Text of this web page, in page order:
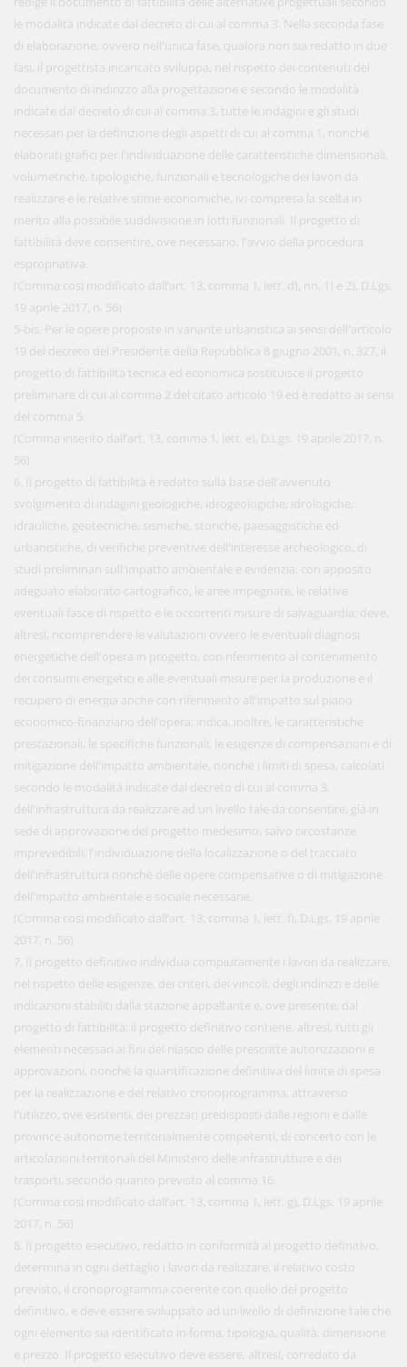
le modalità indicate dal decreto di cui al comma 3. Nella seconda fase
di elaborazione, ovvero nell'unica fase, qualora non sia redatto in due
fasi, il progettista incaricato sviluppa, nel rispetto dei contenuti del
documento di indirizzo alla progettazione e secondo le modalità
indicate dal decreto di cui al comma 3, tutte le indagini e gli studi
necessari per la definizione degli aspetti di cui al comma 1, nonché
elaborati grafici per l'individuazione delle caratteristiche dimensionali,
volumetriche, tipologiche, funzionali e tecnologiche dei lavori da
realizzare e le relative stime economiche, ivi compresa la scelta in
merito alla possibile suddivisione in lotti funzionali. Il progetto di
fattibilità deve consentire, ove necessario, l'avvio della procedura
espropriativa.
(Comma così modificato dall’art. 13, comma 1, lett. d), nn. 1) e 2), D.Lgs.
19 aprile 2017, n. 56)
5-bis. Per le opere proposte in variante urbanistica ai sensi dell'articolo
19 del decreto del Presidente della Repubblica 8 giugno 2001, n. 327, il
progetto di fattibilità tecnica ed economica sostituisce il progetto
preliminare di cui al comma 2 del citato articolo 19 ed è redatto ai sensi
del comma 5.
(Comma inserito dall’art. 13, comma 1, lett. e), D.Lgs. 19 aprile 2017, n.
56)
6. Il progetto di fattibilità è redatto sulla base dell'avvenuto
svolgimento di indagini geologiche, idrogeologiche, idrologiche,
idrauliche, geotecniche, sismiche, storiche, paesaggistiche ed
urbanistiche, di verifiche preventive dell'interesse archeologico, di
studi preliminari sull'impatto ambientale e evidenzia, con apposito
adeguato elaborato cartografico, le aree impegnate, le relative
eventuali fasce di rispetto e le occorrenti misure di salvaguardia; deve,
altresì, ricomprendere le valutazioni ovvero le eventuali diagnosi
energetiche dell'opera in progetto, con riferimento al contenimento
dei consumi energetici e alle eventuali misure per la produzione e il
recupero di energia anche con riferimento all'impatto sul piano
economico-finanziario dell'opera; indica, inoltre, le caratteristiche
prestazionali, le specifiche funzionali, le esigenze di compensazioni e di
mitigazione dell'impatto ambientale, nonché i limiti di spesa, calcolati
secondo le modalità indicate dal decreto di cui al comma 3,
dell'infrastruttura da realizzare ad un livello tale da consentire, già in
sede di approvazione del progetto medesimo, salvo circostanze
imprevedibili, l'individuazione della localizzazione o del tracciato
dell'infrastruttura nonché delle opere compensative o di mitigazione
dell'impatto ambientale e sociale necessarie.
(Comma così modificato dall’art. 13, comma 1, lett. f), D.Lgs. 19 aprile
2017, n. 56)
7. Il progetto definitivo individua compiutamente i lavori da realizzare,
nel rispetto delle esigenze, dei criteri, dei vincoli, degli indirizzi e delle
indicazioni stabiliti dalla stazione appaltante e, ove presente, dal
progetto di fattibilità; il progetto definitivo contiene, altresì, tutti gli
elementi necessari ai fini del rilascio delle prescritte autorizzazioni e
approvazioni, nonché la quantificazione definitiva del limite di spesa
per la realizzazione e del relativo cronoprogramma, attraverso
l'utilizzo, ove esistenti, dei prezzari predisposti dalle regioni e dalle
province autonome territorialmente competenti, di concerto con le
articolazioni territoriali del Ministero delle infrastrutture e dei
trasporti, secondo quanto previsto al comma 16.
(Comma così modificato dall’art. 13, comma 1, lett. g), D.Lgs. 19 aprile
2017, n. 56)
8. Il progetto esecutivo, redatto in conformità al progetto definitivo,
determina in ogni dettaglio i lavori da realizzare, il relativo costo
previsto, il cronoprogramma coerente con quello del progetto
definitivo, e deve essere sviluppato ad un livello di definizione tale che
ogni elemento sia identificato in forma, tipologia, qualità, dimensione
e prezzo. Il progetto esecutivo deve essere, altresì, corredato da